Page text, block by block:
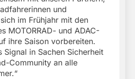
und
im Frühjahr mit den
MOTORRAD- und ADAC-
ihre Saison vorbereiten.
Signal in Sachen Sicherheit
Community an alle